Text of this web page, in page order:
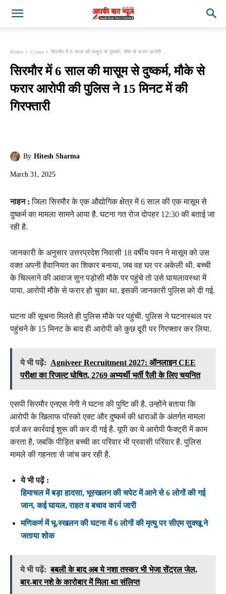
Home Crime सिरमौर में 6 साल की मासूम से दुष्कर्म, मौके से फरार आरोपी...
सिरमौर में 6 साल की मासूम से दुष्कर्म, मौके से
फरार आरोपी की पुलिस ने 15 मिनट में की
गिरफ्तारी
By Hitesh Sharma
March 31, 2025
नाहन : जिला सिरमौर के एक औद्योगिक क्षेत्र में 6 साल की एक मासूम से
दुष्कर्म का मामला सामने आया है. घटना गत रोज दोपहर 12:30 की बताई जा
रही है.
जानकारी के अनुसार उत्तरप्रदेश निवासी 18 वर्षीय पवन ने मासूम को उस
वक्त अपनी हैवानियत का शिकार बनाया, जब वह घर पर अकेली थी. बच्ची
के चिल्लाने की आवाज सुन पड़ोसी मौके पर पहुंचे तो उसे घायलावस्था में
पाया. आरोपी मौके से फरार हो चुका था. इसकी जानकारी पुलिस को दी गई.
घटना की सूचना मिलते ही पुलिस मौके पर पहुंची. पुलिस ने घटनास्थल पर
पहुंचने के 15 मिनट के बाद ही आरोपी को कुछ दूरी पर गिरफ्तार कर लिया.
ये भी पढ़ें: Agniveer Recruitment 2027: ऑनलाइन CEE
परीक्षा का रिजल्ट घोषित, 2769 अभ्यर्थी भर्ती रैली के लिए चयनित
एसपी सिरमौर एनएस नेगी ने घटना की पुष्टि की है. उन्होंने बताया कि
आरोपी के खिलाफ पॉस्को एक्ट और दुष्कर्म की धाराओं के अंतर्गत मामला
दर्ज कर कार्रवाई शुरू की कर दी गई है. यूपी का ये आरोपी फैक्ट्री में काम
करता है, जबकि पीड़ित बच्ची का परिवार भी प्रवासी परिवार है. पुलिस
मामले की गहनता से जांच कर रही है.
ये भी पढ़ें :
हिमाचल में बड़ा हादसा, भूस्खलन की चपेट में आने से 6 लोगों की गई
जान, कई घायल, राहत व बचाव कार्य जारी
मणिकर्ण में भू-स्खलन की घटना में 6 लोगों की मृत्यु पर सीएम सुक्खू ने
जताया शोक
ये भी पढ़ें: बबली के बाद अब ये नशा तस्कर भी भेजा सेंट्रल जेल,
बार-बार नशे के कारोबार में मिला था संलिप्त